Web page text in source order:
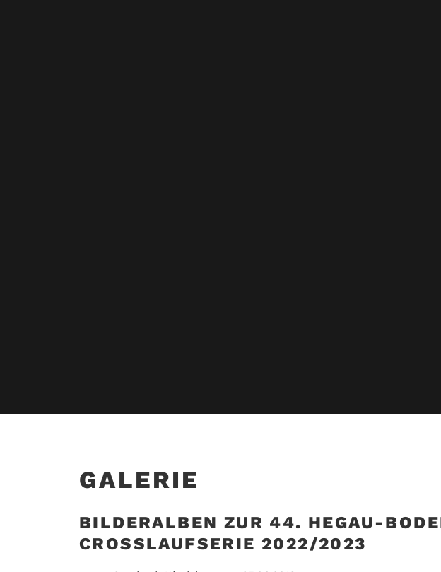
GALERIE
BILDERALBEN ZUR 44. HEGAU-
CROSSLAUFSERIE 2022/2023